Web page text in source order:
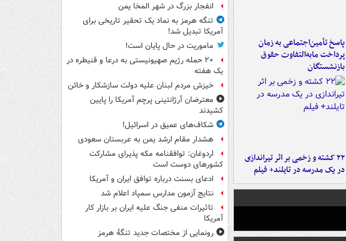
پاسخ تأمین‌اجتماعی به زمان
پرداخت مابه‌التفاوت حقوق
بازنشستگان
۲۲ کشته و زخمی بر اثر تیراندازی
در یک مدرسه در تایلند+ فیلم
انفجار بزرگ در شهر المخا یمن
تنگه هرمز به نماد یک تحقیر تاریخی برای
آمریکا تبدیل شد!
ماموریت در حال پایان است!
۲۰ حمله رژیم صهیونیستی به درعا و قنیطره در
یک هفته
خیزش مردم لبنان علیه دولت سازشکار و خائن
معترضان آرژانتینی پرچم آمریکا را پایین
کشیدند
شکاف‌های عمیق در اسرائیل!
هشدار مقام ارشد یمن به عربستان سعودی
اردوغان: توافقنامه مکه پذیرای مشارکت
کشورهای دوست است
ادعای بسنت درباره توافق ایران و آمریکا
نتایج آزمون مدارس سمپاد اعلام شد
تاثیرات منفی جنگ علیه ایران بر بازار کار
آمریکا
رونمایی از مختصات جدید تنگۀ هرمز